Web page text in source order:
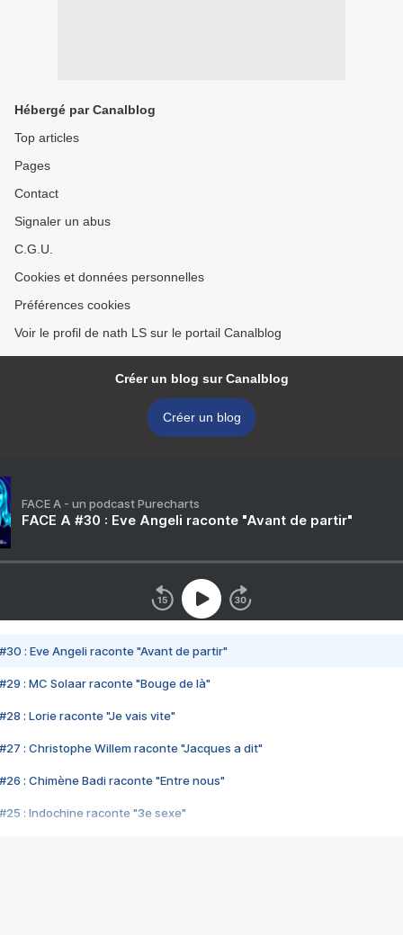
Hébergé par Canalblog
Top articles
Pages
Contact
Signaler un abus
C.G.U.
Cookies et données personnelles
Préférences cookies
Voir le profil de nath LS sur le portail Canalblog
Créer un blog sur Canalblog
Créer un blog
FACE A - un podcast Purecharts
FACE A #30 : Eve Angeli raconte "Avant de partir"
#30 : Eve Angeli raconte "Avant de partir"
#29 : MC Solaar raconte "Bouge de là"
#28 : Lorie raconte "Je vais vite"
#27 : Christophe Willem raconte "Jacques a dit"
#26 : Chimène Badi raconte "Entre nous"
#25 : Indochine raconte "3e sexe"